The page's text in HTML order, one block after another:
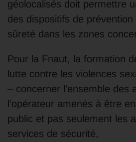
géolocalisés doit permettre
des dispositifs de
sûreté dans les zones
Pour la Fnaut, la formation
lutte contre les violences
– concerner l’ensemble des
l’opérateur amenés à être
public et pas seulement les
services de sécurité,